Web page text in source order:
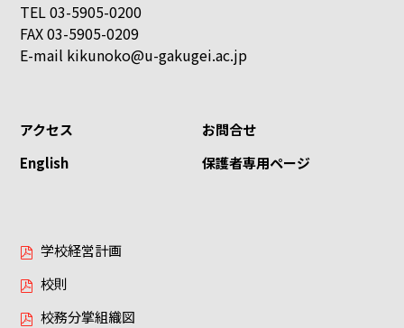
TEL 03-5905-0200
FAX 03-5905-0209
E-mail kikunoko@u-gakugei.ac.jp
アクセス
お問合せ
English
保護者専用ページ
学校経営計画
校則
校務分掌組織図